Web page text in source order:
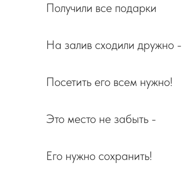
Получили все подарки
На залив сходили дружно -
Посетить его всем нужно!
Это место не забыть -
Его нужно сохранить!